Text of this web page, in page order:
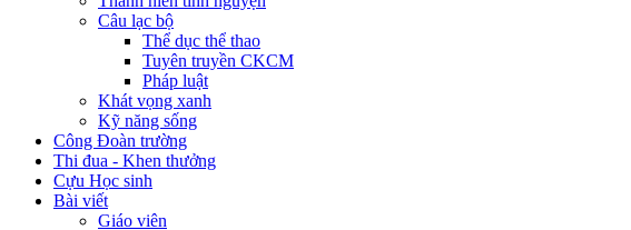
Câu lạc bộ
Thể dục thể thao
Tuyên truyền CKCM
Pháp luật
Khát vọng xanh
Kỹ năng sống
Công Đoàn trường
Thi đua - Khen thưởng
Cựu Học sinh
Bài viết
Giáo viên